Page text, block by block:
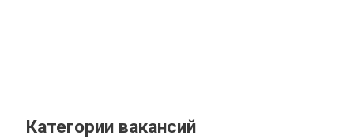
Категории вакансий